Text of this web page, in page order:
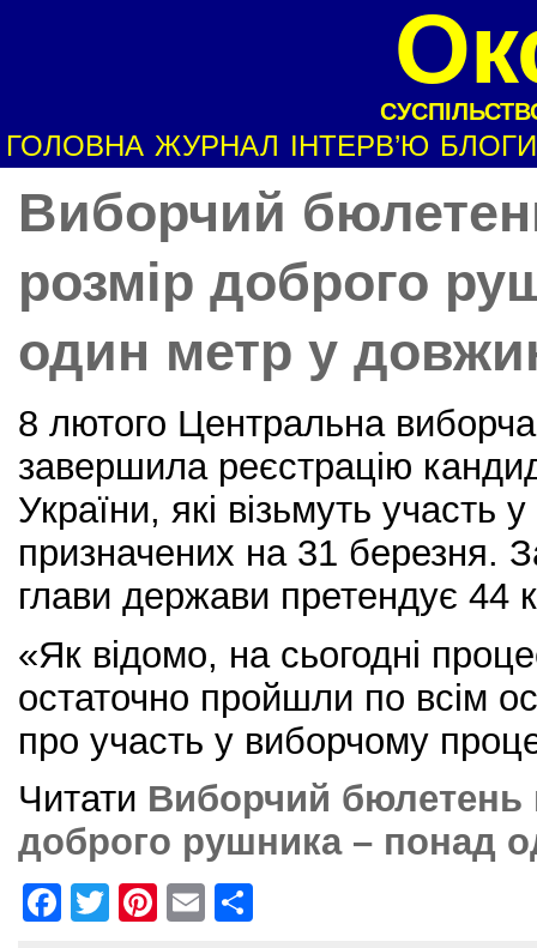
ГОЛОВНА ЖУРНАЛ ІНТЕРВ’Ю БЛОГИ
Виборчий
розмір доброго
один метр у
8 лютого Центральна виборча
завершила реєстрацію
України, які візьмуть участь
призначених на 31 березня.
глави держави претендує 44
«Як відомо, на сьогодні
остаточно пройшли по всім
про участь у виборчому
Читати Виборчий бюлетень
доброго рушника – понад
F
T
Pi
E